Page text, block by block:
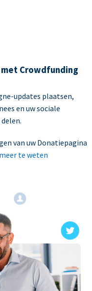
Crowdfunding
updates plaatsen,
en uw sociale
van uw Donatiepagina
te weten